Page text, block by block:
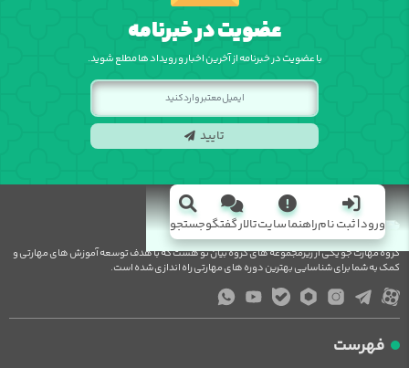
عضویت در خبرنامه
با عضویت در خبرنامه از آخرین اخبار و رویداد ها مطلع شوید.
تایید
ورود | ثبت نامراهنما سایتتالار گفتگوجستجو
گروه مهارت جو یکی از زیرمجموعه های گروه بیان نو هست که با هدف توسعه آموزش های مهارتی و
کمک به شما برای شناسایی بهترین دوره های مهارتی راه اندازی شده است.
فهرست